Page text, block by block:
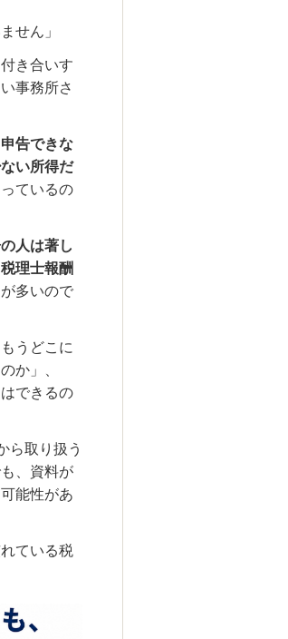
せん」
き合いす
事務所さ
告できな
い所得だ
ているの
の人は著し
理士報酬
多いので
うどこに
か」、
できるの
ら取り扱う
、資料が
能性があ
ている税